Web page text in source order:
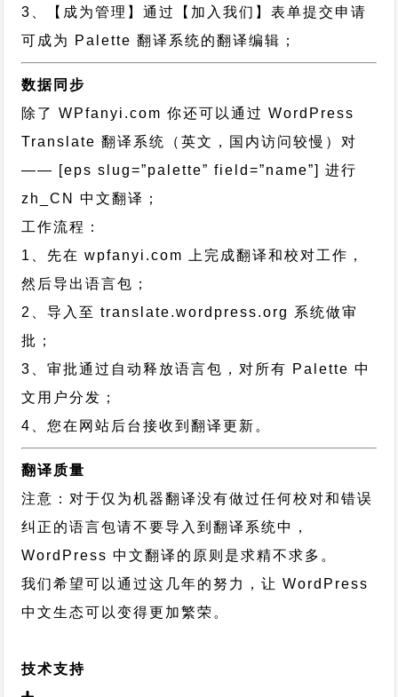
3、【成为管理】通过【加入我们】表单提交申请
可成为 Palette 翻译系统的翻译编辑；
数据同步
除了 WPfanyi.com 你还可以通过WordPress
Translate 翻译系统（英文，国内访问较慢）对
—— [eps slug=”palette” field=”name”]进行
zh_CN
中文翻译；
工作流程：
1、先在 wpfanyi.com 上完成翻译和校对工作，
然后导出语言包；
2、导入至 translate.wordpress.org 系统做审
批；
3、审批通过自动释放语言包，对所有 Palette 中
文用户分发；
4、您在网站后台接收到翻译更新。
翻译质量
注意：对于仅为机器翻译没有做过任何校对和错误
纠正的语言包请不要导入到翻译系统中，
WordPress 中文翻译的原则 是求精不求多。
我们希望可以通过这几年的努力，让 WordPress
中文生态可以变得更加繁荣。
技术支持